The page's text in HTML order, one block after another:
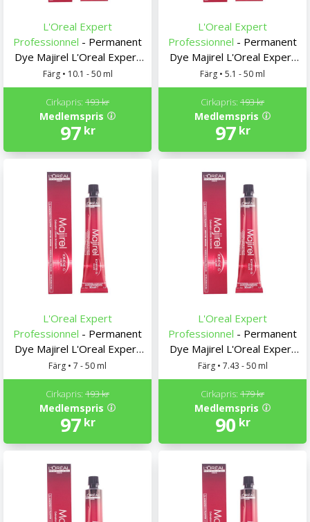
L'Oreal Expert
Professionnel - Permanent
Dye Majirel L'Oreal Expert
Professionnel
Färg • 10.1 - 50 ml
Medlemspris
97 kr
Cirkapris: 193 kr
L'Oreal Expert
Professionnel - Permanent
Dye Majirel L'Oreal Expert
Professionnel
Färg • 5.1 - 50 ml
Medlemspris
97 kr
Cirkapris: 193 kr
L'Oreal Expert
Professionnel - Permanent
Dye Majirel L'Oreal Expert
Professionnel
Färg • 7 - 50 ml
Medlemspris
97 kr
Cirkapris: 193 kr
L'Oreal Expert
Professionnel - Permanent
Dye Majirel L'Oreal Expert
Professionnel
Färg • 7.43 - 50 ml
Medlemspris
90 kr
Cirkapris: 179 kr